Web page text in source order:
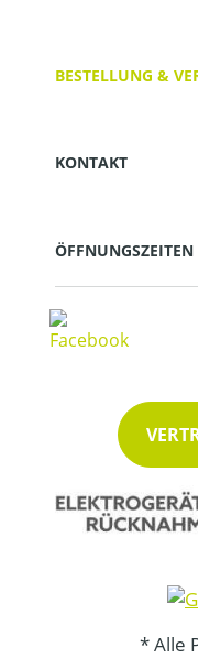
BESTELLUNG &
KONTAKT
ÖFFNUNGSZEITEN
* Alle